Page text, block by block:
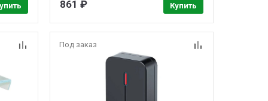
861 ₽ Купить
Под заказ